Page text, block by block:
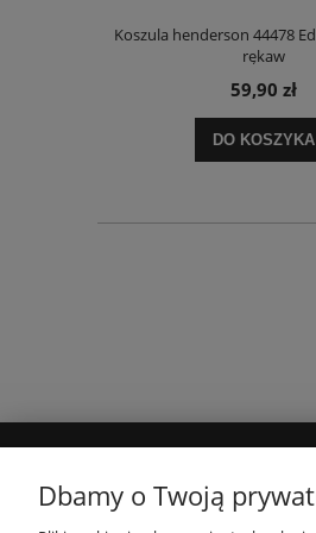
Koszula henderson 44478
rękaw
59,90 zł
DO KOSZYKA
Dbamy o Twoją